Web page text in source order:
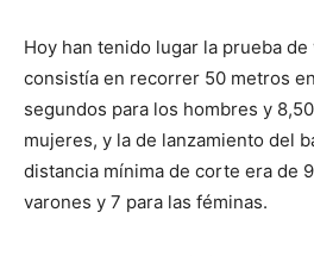
Hoy han tenido lugar la prueba
consistía en recorrer 50 metros
segundos para los hombres y
mujeres, y la de lanzamiento del
distancia mínima de corte era de
varones y 7 para las féminas.